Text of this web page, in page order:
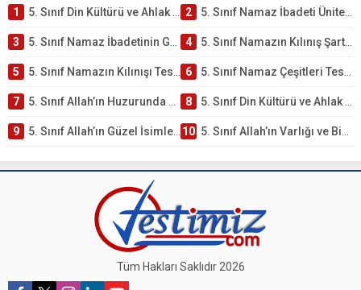
1 5. Sınıf Din Kültürü ve Ahlak Bilgisi 2. Ünite: Namaz İbadeti Çalışmaları 2 5. Sınıf Namaz İbadeti Ünite Testi – Online Çöz
3 5. Sınıf Namaz İbadetinin Getirdiği Faydalar Testi 4 5. Sınıf Namazın Kılınış Şartları Testi
5 5. Sınıf Namazın Kılınışı Testi – Online Çöz 6 5. Sınıf Namaz Çeşitleri Testi – Online Çöz
7 5. Sınıf Allah’ın Huzurunda Olmak – Namaz İbadeti Testi 8 5. Sınıf Din Kültürü ve Ahlak Bilgisi 1. Ünite: Allah İnancı Çalışmaları
9 5. Sınıf Allah’ın Güzel İsimleri Testi – Online Çöz 10 5. Sınıf Allah’ın Varlığı ve Birliği Testi – Online Çöz
Tüm Hakları Saklıdır 2026